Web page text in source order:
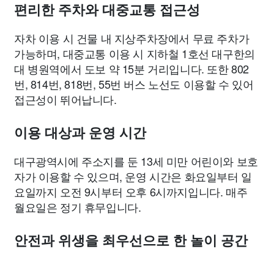
편리한 주차와 대중교통 접근성
자차 이용 시 건물 내 지상주차장에서 무료 주차가
가능하며, 대중교통 이용 시 지하철 1호선 대구한의
대 병원역에서 도보 약 15분 거리입니다. 또한 802
번, 814번, 818번, 55번 버스 노선도 이용할 수 있어
접근성이 뛰어납니다.
이용 대상과 운영 시간
대구광역시에 주소지를 둔 13세 미만 어린이와 보호
자가 이용할 수 있으며, 운영 시간은 화요일부터 일
요일까지 오전 9시부터 오후 6시까지입니다. 매주
월요일은 정기 휴무입니다.
안전과 위생을 최우선으로 한 놀이 공간